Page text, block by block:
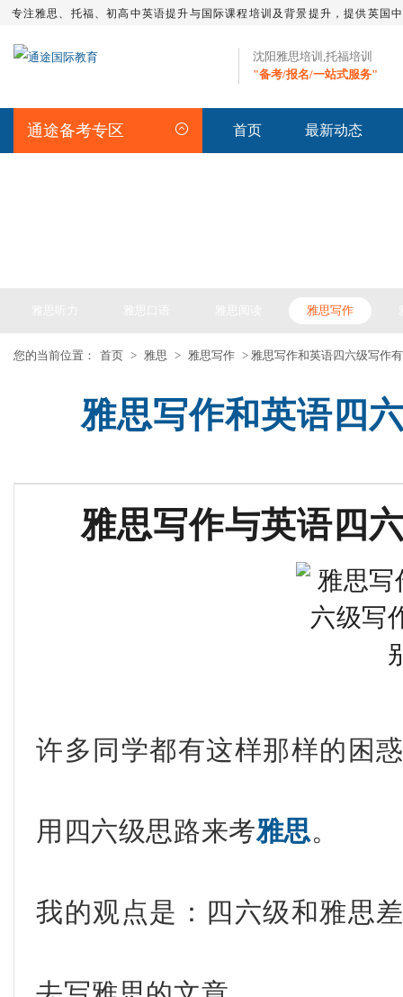
专注雅思、托福、初高中英语提升与国际课程培训及背景提升，提供英国
沈阳雅思培训,托福培训
"备考/报名/一站式服务"
通途备考专区 首页 最新动态
雅思写作
您的当前位置： 首页 > 雅思 > 雅思写作 > 雅思写作和英语四六级写作
雅思写作和英语四
雅思写作与英语四
许多同学都有这样那样的困
用四六级思路来考雅思。
我的观点是：四六级和雅思
SAT基础班 托福培